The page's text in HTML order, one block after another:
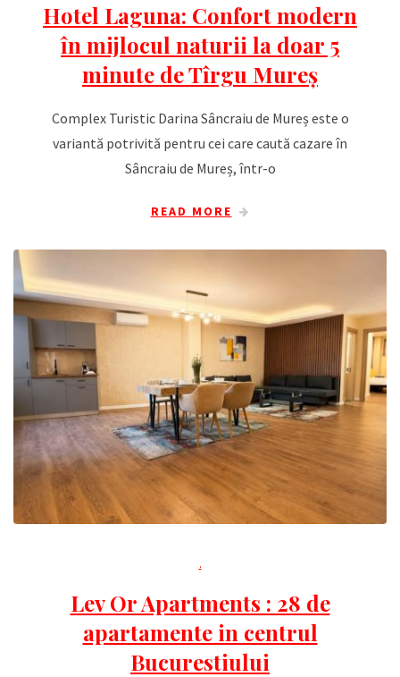
Hotel Laguna: Confort modern
în mijlocul naturii la doar 5
minute de Tîrgu Mureș
Complex Turistic Darina Sâncraiu de Mureș este o
variantă potrivită pentru cei care caută cazare în
Sâncraiu de Mureș, într-o
READ MORE
.
Lev Or Apartments : 28 de
apartamente in centrul
Bucurestiului